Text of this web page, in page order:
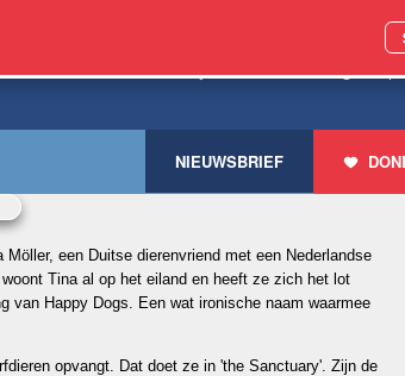
NIEUWSBRIEF
een Duitse dierenvriend met een Nederlandse
Tina al op het eiland en heeft ze zich het lot
van Happy Dogs. Een wat ironische naam waarmee
opvangt. Dat doet ze in 'the Sanctuary'. Zijn de